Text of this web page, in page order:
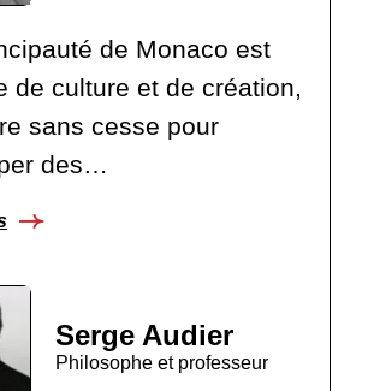
de Monaco est
de culture et de création,
sans cesse pour
des…
Serge Audier
Philosophe et professeur